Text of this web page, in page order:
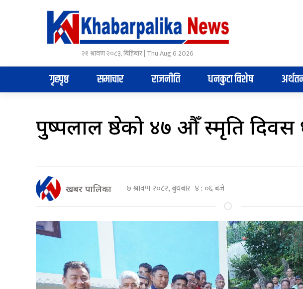
२१ श्रावण २०८३, बिहिबार | Thu Aug 6 2026
गृहपृष्ठ समाचार राजनीति धनकुटा विशेष
पुष्पलाल श्रेष्ठको ४७ औँ स्मृति
खबर पालिका ७ श्रावण २०८२, बुधबार ४ : ०६ बजे